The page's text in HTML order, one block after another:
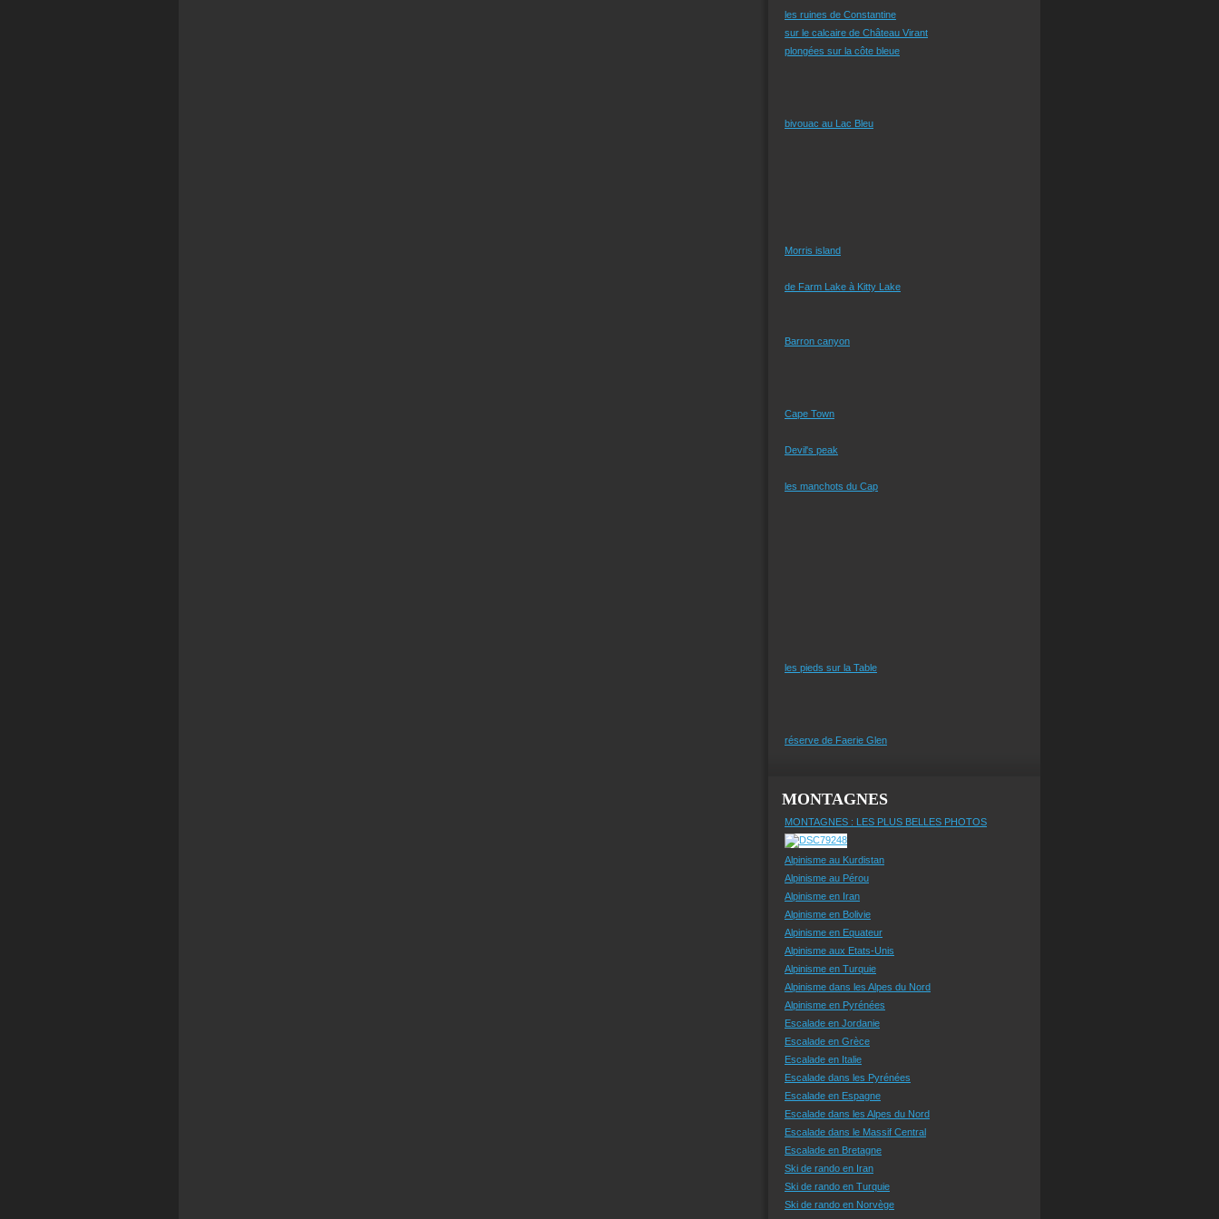
les ruines de Constantine
sur le calcaire de Château Virant
plongées sur la côte bleue
bivouac au Lac Bleu
Morris island
de Farm Lake à Kitty Lake
Barron canyon
Cape Town
Devil's peak
les manchots du Cap
les pieds sur la Table
réserve de Faerie Glen
MONTAGNES
MONTAGNES : LES PLUS BELLES PHOTOS
Alpinisme au Kurdistan
Alpinisme au Pérou
Alpinisme en Iran
Alpinisme en Bolivie
Alpinisme en Equateur
Alpinisme aux Etats-Unis
Alpinisme en Turquie
Alpinisme dans les Alpes du Nord
Alpinisme en Pyrénées
Escalade en Jordanie
Escalade en Grèce
Escalade en Italie
Escalade dans les Pyrénées
Escalade en Espagne
Escalade dans les Alpes du Nord
Escalade dans le Massif Central
Escalade en Bretagne
Ski de rando en Iran
Ski de rando en Turquie
Ski de rando en Norvège